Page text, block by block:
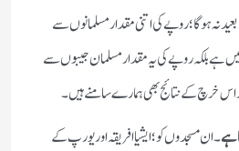
نہ ہوگا؛ روپے کی اتنی مقدار مسلمانوں سے
ہے بلکہ روپے کی یہ مقدار مسلمان جیبوں سے
اس خرچ کے نتائج بھی ہمارے سامنے ہیں ۔
ہے۔ ان مسجدوں کو؛ ایشیا افریقہ اور یورپ کے